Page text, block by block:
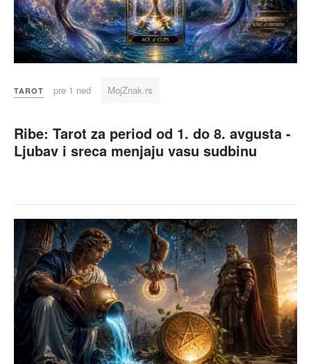
TAROT pre 1 ned MojZnak.rs
Ribe: Tarot za period od 1. do 8. avgusta -
Ljubav i sreca menjaju vasu sudbinu